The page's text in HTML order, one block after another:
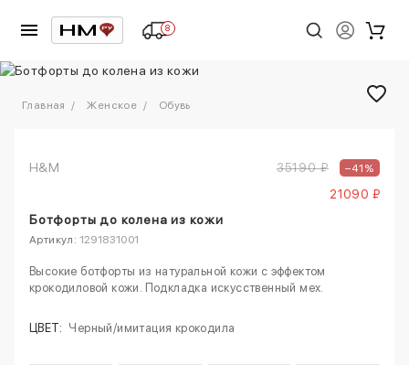
8
1/6
Главная Женское Обувь
H&M 35190 ₽ –41%
21090 ₽
Ботфорты до колена из кожи
Артикул: 1291831001
Высокие ботфорты из натуральной кожи с эффектом
крокодиловой кожи. Подкладка искусственный мех.
ЦВЕТ: Черный/имитация крокодила